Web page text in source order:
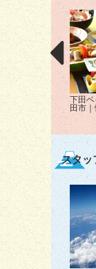
下田
田市
スタッ